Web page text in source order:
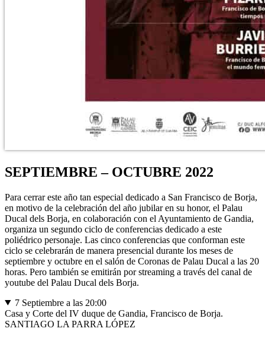
SEPTIEMBRE – OCTUBRE 2022
Para cerrar este año tan especial dedicado a San Francisco de Borja,
en motivo de la celebración del año jubilar en su honor, el Palau
Ducal dels Borja, en colaboración con el Ayuntamiento de Gandia,
organiza un segundo ciclo de conferencias dedicado a este
poliédrico personaje. Las cinco conferencias que conforman este
ciclo se celebrarán de manera presencial durante los meses de
septiembre y octubre en el salón de Coronas de Palau Ducal a las 20
horas. Pero también se emitirán por streaming a través del canal de
youtube del Palau Ducal dels Borja.
7 Septiembre a las 20:00
Casa y Corte del IV duque de Gandia, Francisco de Borja.
SANTIAGO LA PARRA LÓPEZ